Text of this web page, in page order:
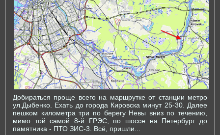
Добираться проще всего на маршрутке от станции метро
ул.Дыбенко. Ехать до города Кировска минут 25-30. Далее
пешком километра три по берегу Невы вниз по течению,
мимо той самой 8-й ГРЭС, по шоссе на Петербург до
памятника - ПТО ЗИС-3. Всё, пришли...